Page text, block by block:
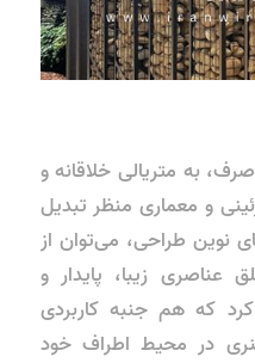
به متریالی خلاقانه و
و معماری منظر تبدیل
نوین طراحی، می‌توان از
زیبا، پایدار و
که هم جنبه کاربردی
در محیط اطراف خود